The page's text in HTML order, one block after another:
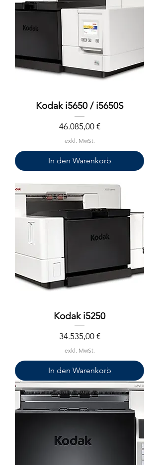
Kodak i5650 / i5650S
Preis
46.085,00 €
exkl. MwSt.
In den Warenkorb
Kodak i5250
Preis
34.535,00 €
exkl. MwSt.
In den Warenkorb